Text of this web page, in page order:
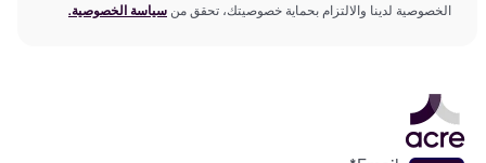
الخصوصية لدينا والالتزام بحماية خصوصيتك، تحقق من سياسة الخصوصية.